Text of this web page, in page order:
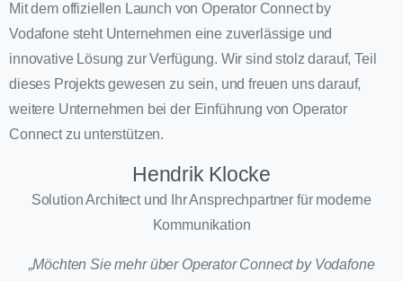
Mit dem offiziellen Launch von Operator Connect by
Vodafone steht Unternehmen eine zuverlässige und
innovative Lösung zur Verfügung. Wir sind stolz darauf, Teil
dieses Projekts gewesen zu sein, und freuen uns darauf,
weitere Unternehmen bei der Einführung von Operator
Connect zu unterstützen.
Hendrik Klocke
Solution Architect und Ihr Ansprechpartner für moderne
Kommunikation
„Möchten Sie mehr über Operator Connect by Vodafone